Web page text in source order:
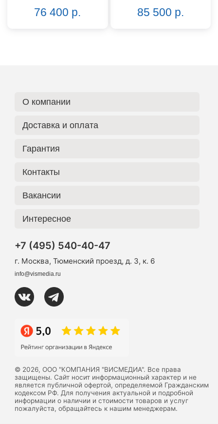
76 400 р. 85 500 р.
О компании
Доставка и оплата
Гарантия
Контакты
Вакансии
Интересное
+7 (495) 540-40-47
г. Москва, Тюменский проезд, д. 3, к. 6
info@vismedia.ru
© 2026, ООО "КОМПАНИЯ "ВИСМЕДИА". Все права
защищены. Сайт носит информационный характер и не
является публичной офертой, определяемой Гражданским
кодексом РФ. Для получения актуальной и подробной
информации о наличии и стоимости товаров и услуг
пожалуйста, обращайтесь к нашим менеджерам.